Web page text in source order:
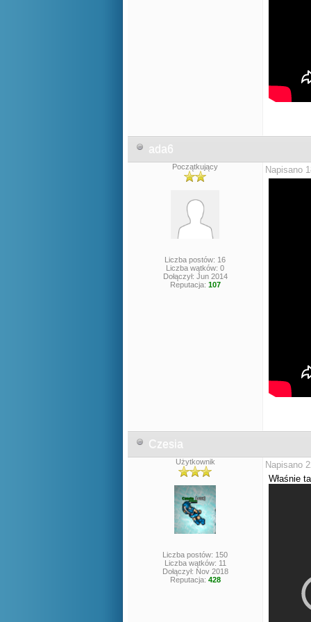
ada6
Początkujący
Liczba postów: 16
Liczba wątków: 0
Dołączył: Jun 2014
Reputacja: 107
Napisano
Czesia
Użytkownik
Liczba postów: 150
Liczba wątków: 11
Dołączył: Nov 2018
Reputacja: 428
Napisano
Właśnie